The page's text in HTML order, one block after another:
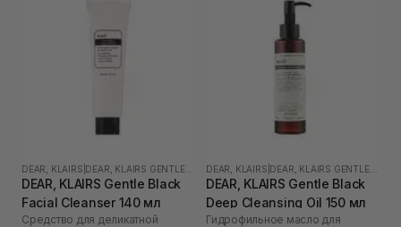
DEAR, KLAIRS
DEAR, KLAIRS Gentle Black
Facial Cleanser 140 мл
Средство для деликатной
DEAR, KLAIRS
DEAR, KLAIRS Gentle Black
Deep Cleansing Oil 150 мл
Гидрофильное масло для